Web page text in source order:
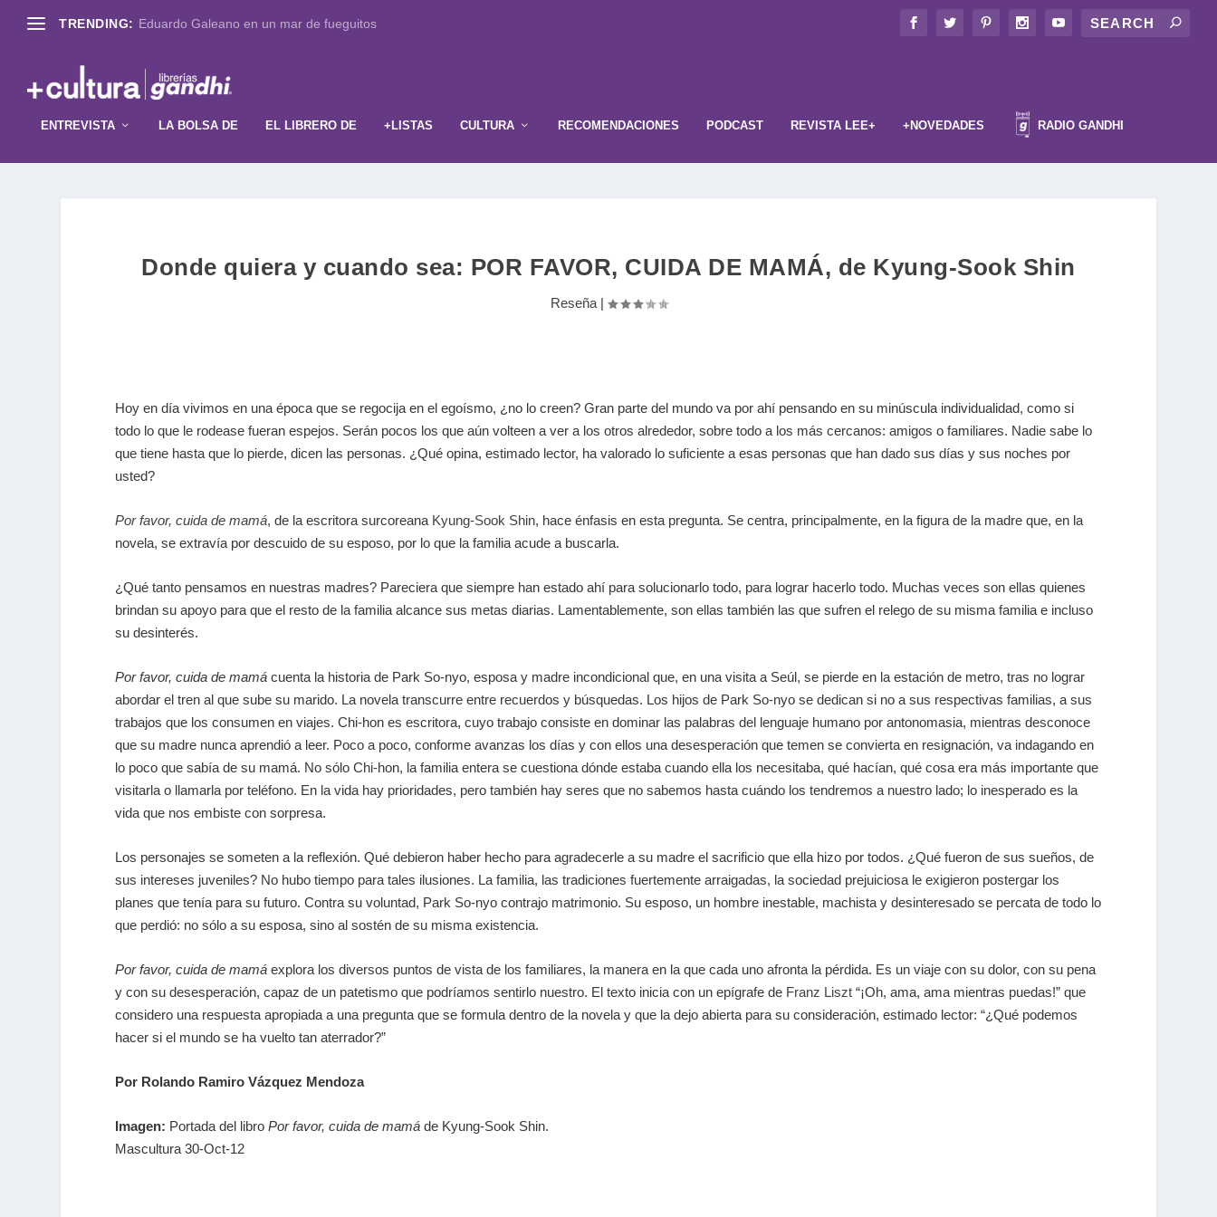
TRENDING: Eduardo Galeano en un mar de fueguitos
ENTREVISTA LA BOLSA DE EL LIBRERO DE +LISTAS CULTURA RECOMENDACIONES PODCAST REVISTA LEE+ +NOVEDADES RADIO GANDHI
Donde quiera y cuando sea: POR FAVOR, CUIDA DE MAMÁ, de Kyung-Sook Shin
Reseña|
Hoy en día vivimos en una época que se regocija en el egoísmo, ¿no lo creen? Gran parte del mundo va por ahí pensando en su minúscula individualidad, como si
todo lo que le rodease fueran espejos. Serán pocos los que aún volteen a ver a los otros alrededor, sobre todo a los más cercanos: amigos o familiares. Nadie sabe lo
que tiene hasta que lo pierde, dicen las personas. ¿Qué opina, estimado lector, ha valorado lo suficiente a esas personas que han dado sus días y sus noches por
usted?
Por favor, cuida de mamá, de la escritora surcoreana Kyung-Sook Shin, hace énfasis en esta pregunta. Se centra, principalmente, en la figura de la madre que, en la
novela, se extravía por descuido de su esposo, por lo que la familia acude a buscarla.
¿Qué tanto pensamos en nuestras madres? Pareciera que siempre han estado ahí para solucionarlo todo, para lograr hacerlo todo. Muchas veces son ellas quienes
brindan su apoyo para que el resto de la familia alcance sus metas diarias. Lamentablemente, son ellas también las que sufren el relego de su misma familia e incluso
su desinterés.
Por favor, cuida de mamá cuenta la historia de Park So-nyo, esposa y madre incondicional que, en una visita a Seúl, se pierde en la estación de metro, tras no lograr
abordar el tren al que sube su marido. La novela transcurre entre recuerdos y búsquedas. Los hijos de Park So-nyo se dedican si no a sus respectivas familias, a sus
trabajos que los consumen en viajes. Chi-hon es escritora, cuyo trabajo consiste en dominar las palabras del lenguaje humano por antonomasia, mientras desconoce
que su madre nunca aprendió a leer. Poco a poco, conforme avanzas los días y con ellos una desesperación que temen se convierta en resignación, va indagando en
lo poco que sabía de su mamá. No sólo Chi-hon, la familia entera se cuestiona dónde estaba cuando ella los necesitaba, qué hacían, qué cosa era más importante que
visitarla o llamarla por teléfono. En la vida hay prioridades, pero también hay seres que no sabemos hasta cuándo los tendremos a nuestro lado; lo inesperado es la
vida que nos embiste con sorpresa.
Los personajes se someten a la reflexión. Qué debieron haber hecho para agradecerle a su madre el sacrificio que ella hizo por todos. ¿Qué fueron de sus sueños, de
sus intereses juveniles? No hubo tiempo para tales ilusiones. La familia, las tradiciones fuertemente arraigadas, la sociedad prejuiciosa le exigieron postergar los
planes que tenía para su futuro. Contra su voluntad, Park So-nyo contrajo matrimonio. Su esposo, un hombre inestable, machista y desinteresado se percata de todo lo
que perdió: no sólo a su esposa, sino al sostén de su misma existencia.
Por favor, cuida de mamá explora los diversos puntos de vista de los familiares, la manera en la que cada uno afronta la pérdida. Es un viaje con su dolor, con su pena
y con su desesperación, capaz de un patetismo que podríamos sentirlo nuestro. El texto inicia con un epígrafe de Franz Liszt “¡Oh, ama, ama mientras puedas!” que
considero una respuesta apropiada a una pregunta que se formula dentro de la novela y que la dejo abierta para su consideración, estimado lector: “¿Qué podemos
hacer si el mundo se ha vuelto tan aterrador?”
Por Rolando Ramiro Vázquez Mendoza
Imagen: Portada del libroPor favor, cuida de mamá de Kyung-Sook Shin.
Mascultura 30-Oct-12